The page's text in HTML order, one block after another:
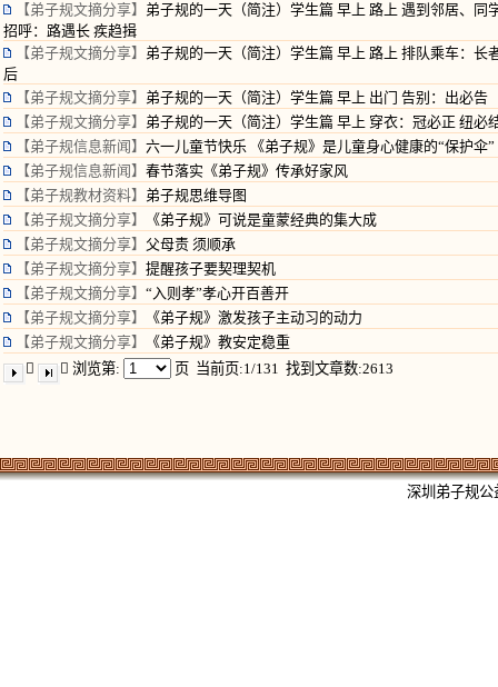
【弟子规文摘分享】 弟子规的一天（简注）学生篇 早上 路上 遇到邻居、同
招呼：路遇长 疾趋揖
【弟子规文摘分享】 弟子规的一天（简注）学生篇 早上 路上 排队乘车：长
后
【弟子规文摘分享】 弟子规的一天（简注）学生篇 早上 出门 告别：出必告
【弟子规文摘分享】 弟子规的一天（简注）学生篇 早上 穿衣：冠必正 纽必
【弟子规信息新闻】 六一儿童节快乐 《弟子规》是儿童身心健康的“保护伞”
【弟子规信息新闻】 春节落实《弟子规》传承好家风
【弟子规教材资料】 弟子规思维导图
【弟子规文摘分享】
《弟子规》可说是童蒙经典的集大成
【弟子规文摘分享】 父母责 须顺承
【弟子规文摘分享】 提醒孩子要契理契机
【弟子规文摘分享】 “入则孝”孝心开百善开
【弟子规文摘分享】
《弟子规》激发孩子主动习的动力
【弟子规文摘分享】
《弟子规》教安定稳重

 浏览第: 页 当前页:1/131 找到文章数:2613
深圳弟子规